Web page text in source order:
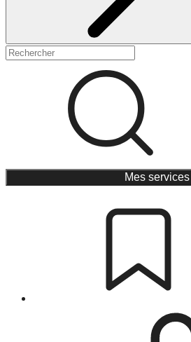
Mes services